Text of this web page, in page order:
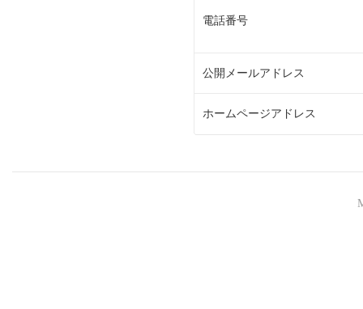
電話番号
公開メールアドレス
ホームページアドレス